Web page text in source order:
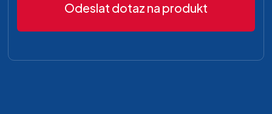
Odeslat dotaz na produkt